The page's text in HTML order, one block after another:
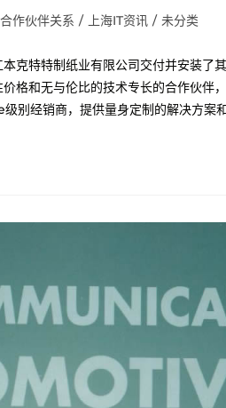
合作伙伴关系 / 上海IT资讯 / 未分类
特特制纸业有限公司交付并安装了
格和无与伦比的技术专长的合作伙
经销商，提供量身定制的解决方案